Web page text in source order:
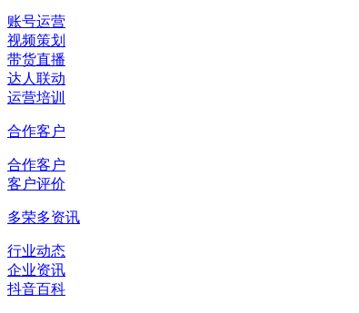
账号运营
视频策划
带货直播
达人联动
运营培训
合作客户
合作客户
客户评价
多荣多资讯
行业动态
企业资讯
抖音百科